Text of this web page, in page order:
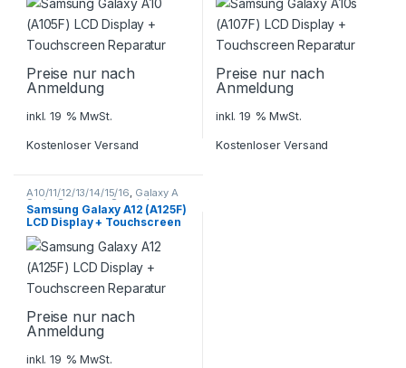
Preise nur nach
Anmeldung
inkl. 19 % MwSt.
Kostenloser Versand
Preise nur nach
Anmeldung
inkl. 19 % MwSt.
Kostenloser Versand
A10/11/12/13/14/15/16, Galaxy A
Serie Samsung Smartphone
Reparatur
Samsung Galaxy A12 (A125F)
LCD Display + Touchscreen
Reparatur
Preise nur nach
Anmeldung
inkl. 19 % MwSt.